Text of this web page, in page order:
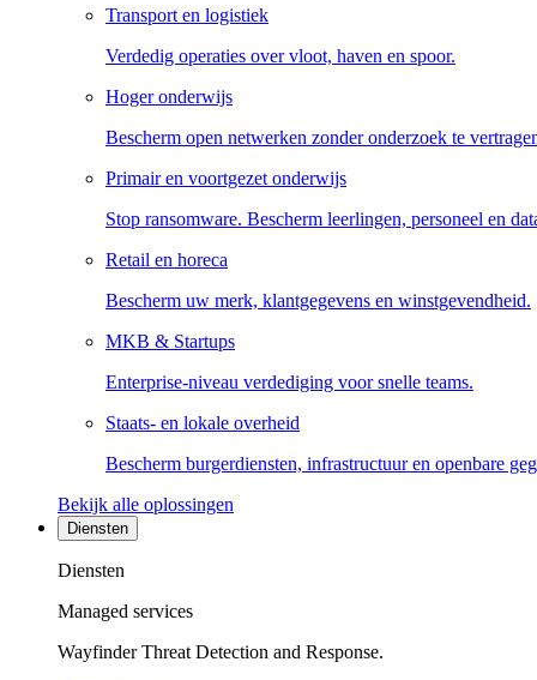
Transport en logistiek
Verdedig operaties over vloot, haven en spoor.
Hoger onderwijs
Bescherm open netwerken zonder onderzoek te
Primair en voortgezet onderwijs
Stop ransomware. Bescherm leerlingen, personeel en
Retail en horeca
Bescherm uw merk, klantgegevens en winstgevendheid.
MKB & Startups
Enterprise-niveau verdediging voor snelle teams.
Staats- en lokale overheid
Bescherm burgerdiensten, infrastructuur en openbare
Bekijk alle oplossingen
Diensten
Diensten
Managed services
Wayfinder Threat Detection and Response.